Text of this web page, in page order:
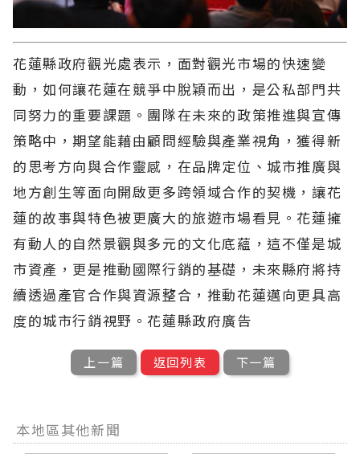
花蓮縣政府觀光處表示，面對觀光市場的快速變
動，如何讓花蓮在競爭中脫穎而出，是公私部門共
同努力的重要課題。團隊在未來的政策推進與宣傳
策略中，期望能藉由顧問經驗與產業視角，獲得新
的思考方向與合作靈感，在品牌定位、城市推廣與
地方創生等面向開啟更多跨領域合作的契機，讓花
蓮的故事與特色被更廣大的旅遊市場看見。花蓮擁
有動人的自然景觀與多元的文化底蘊，這不僅是城
市資產，更是推動國際行銷的基礎，未來縣府將持
續透過產官合作與資源整合，推動花蓮邁向更具高
度的城市行銷視野。花蓮縣政府廣告
上一篇 返回列表 下一篇
本地區其他新聞